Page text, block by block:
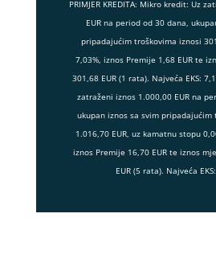
PRIMJER KREDITA: Mikro kredit: Uz
EUR na period od 30 dana,
pripadajućim troškovima iznosi
7,03%, iznos Premije 1,68 EUR te
301,68 EUR (1 rata). Najveća EKS:
zatraženi iznos 1.000,00 EUR na
ukupan iznos sa svim pripadajućim
1.016,70 EUR, uz kamatnu stopu
iznos Premije 16,70 EUR te iznos
EUR (5 rata). Najveća